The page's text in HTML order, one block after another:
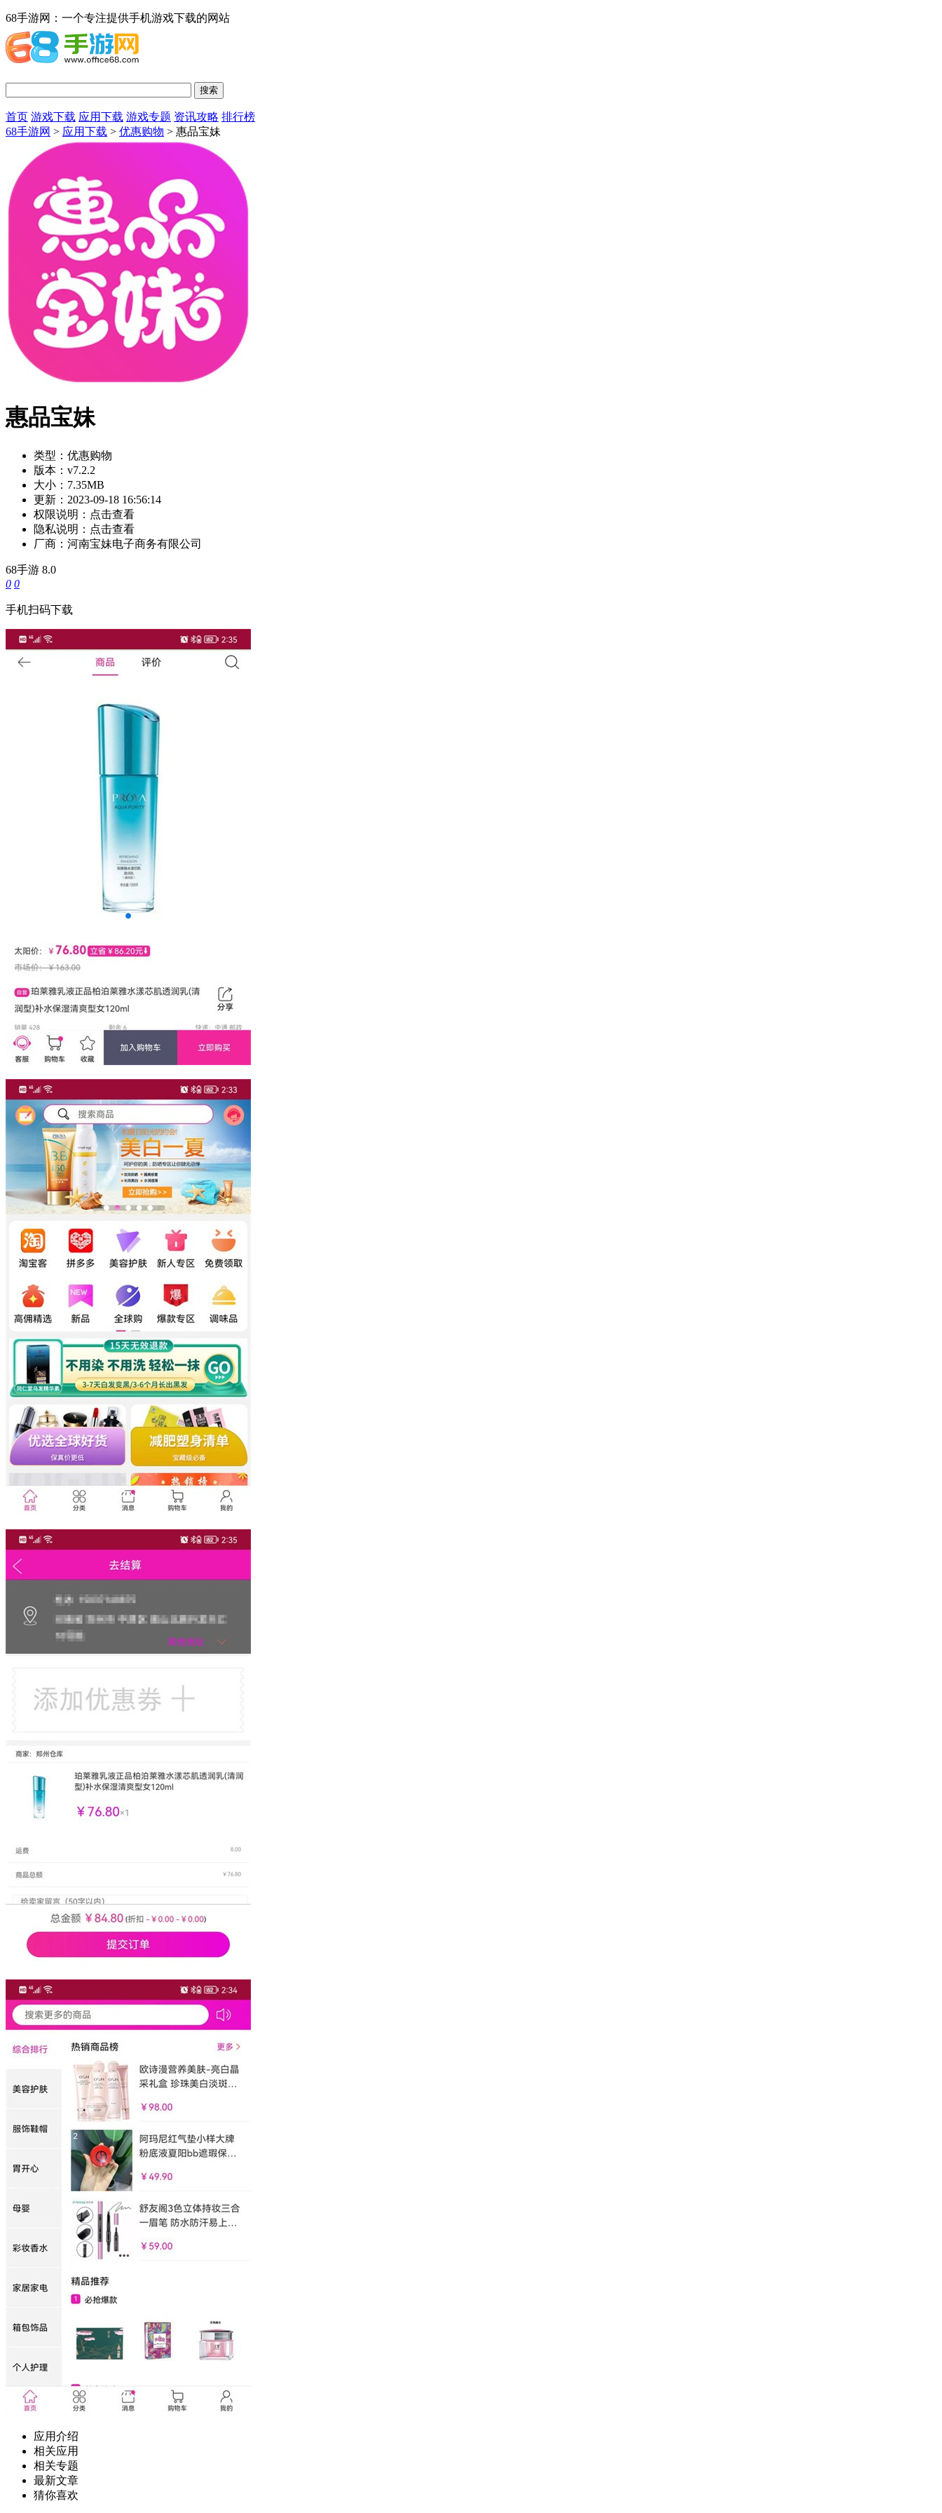
68手游网：一个专注提供手机游戏下载的网站
首页 游戏下载 应用下载 游戏专题 资讯攻略 排行榜
68手游网 > 应用下载 > 优惠购物 > 惠品宝妹
惠品宝妹
类型： 优惠购物
版本： v7.2.2
大小： 7.35MB
更新： 2023-09-18 16:56:14
权限说明： 点击查看
隐私说明： 点击查看
厂商： 河南宝妹电子商务有限公司
68手游 8.0
0 0
手机扫码下载
应用介绍
相关应用
相关专题
最新文章
猜你喜欢